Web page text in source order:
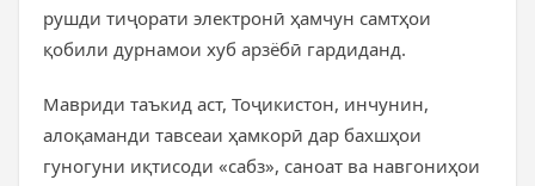
рушди тиҷорати электронӣ ҳамчун самтҳои
қобили дурнамои хуб арзёбӣ гардиданд.
Мавриди таъкид аст, Тоҷикистон, инчунин,
алоқаманди тавсеаи ҳамкорӣ дар бахшҳои
гуногуни иқтисоди «сабз», саноат ва навгониҳои